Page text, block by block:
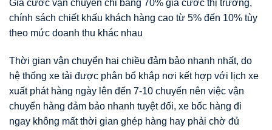
Giá cước vận chuyển chỉ bằng 70% giá cước thị trường,
chính sách chiết khấu khách hàng cao từ 5% đến 10% tùy
theo mức doanh thu khác nhau
Thời gian vận chuyển hai chiều đảm bảo nhanh nhất, do
hệ thống xe tải được phân bổ khắp nơi kết hợp với lịch xe
xuất phát hàng ngày lên đến 7-10 chuyến nên việc vận
chuyển hàng đảm bảo nhanh tuyệt đối, xe bốc hàng đi
ngay không mất thời gian ghép hàng hay phải chờ đủ